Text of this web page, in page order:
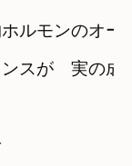
ルモンのオー
スが　実の成